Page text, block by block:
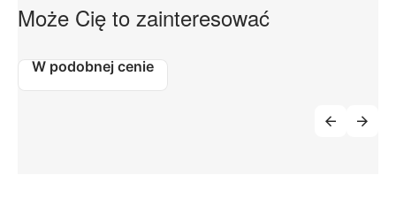
Może Cię to zainteresować
W podobnej cenie